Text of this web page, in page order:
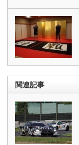
関連記事